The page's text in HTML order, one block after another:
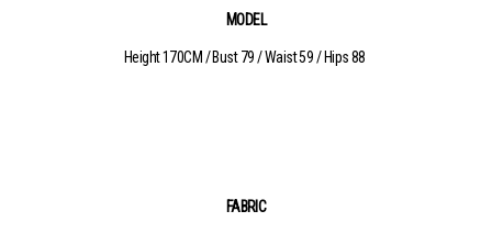
MODEL
Height 170CM / Bust 79 / Waist 59 / Hips 88
FABRIC